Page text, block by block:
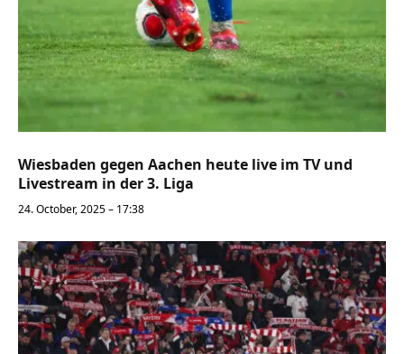
Wiesbaden gegen Aachen heute live im TV und
Livestream in der 3. Liga
24. October, 2025 – 17:38